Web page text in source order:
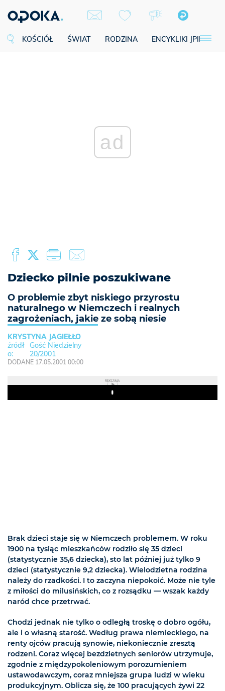
KOŚCIÓŁ ŚWIAT RODZINA ENCYKLIKI JPII
ad
Dziecko pilnie poszukiwane
O problemie zbyt niskiego przyrostu
naturalnego w Niemczech i realnych
zagrożeniach, jakie ze sobą niesie
KRYSTYNA JAGIEŁŁO
Gość Niedzielny
20/2001
DODANE 17.05.2001 00:00
REKLAMA
Play
Brak dzieci staje się w Niemczech problemem. W roku
1900 na tysiąc mieszkańców rodziło się 35 dzieci
(statystycznie 35,6 dziecka), sto lat później już tylko 9
dzieci (statystycznie 9,2 dziecka). Wielodzietna rodzina
należy do rzadkości. I to zaczyna niepokoić. Może nie tyle
z miłości do milusińskich, co z rozsądku — wszak każdy
naród chce przetrwać.
Chodzi jednak nie tylko o odległą troskę o dobro ogółu,
ale i o własną starość. Według prawa niemieckiego, na
renty ojców pracują synowie, niekoniecznie zresztą
rodzeni. Coraz więcej bezdzietnych seniorów utrzymuje,
zgodnie z międzypokoleniowym porozumieniem
ustawodawczym, coraz mniejsza grupa ludzi w wieku
produkcyjnym. Oblicza się, że 100 pracujących żywi 22